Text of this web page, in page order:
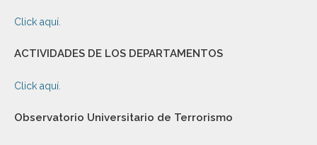
Click aquí.
ACTIVIDADES DE LOS DEPARTAMENTOS
Click aquí.
Observatorio Universitario de Terrorismo